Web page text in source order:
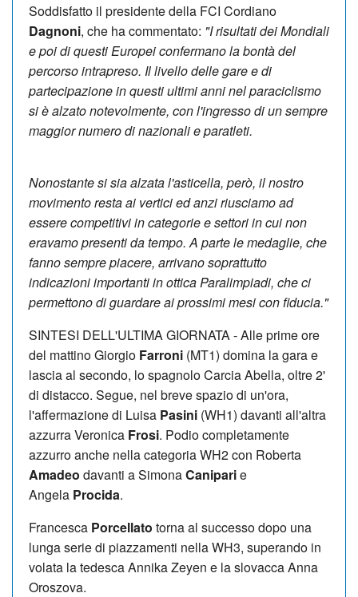
Soddisfatto il presidente della FCI Cordiano
Dagnoni, che ha commentato: "I risultati dei Mondiali
e poi di questi Europei confermano la bontà del
percorso intrapreso. Il livello delle gare e di
partecipazione in questi ultimi anni nel paraciclismo
si è alzato notevolmente, con l'ingresso di un sempre
maggior numero di nazionali e paratleti.
Nonostante si sia alzata l'asticella, però, il nostro
movimento resta ai vertici ed anzi riusciamo ad
essere competitivi in categorie e settori in cui non
eravamo presenti da tempo. A parte le medaglie, che
fanno sempre piacere, arrivano soprattutto
indicazioni importanti in ottica Paralimpiadi, che ci
permettono di guardare ai prossimi mesi con fiducia."
SINTESI DELL'ULTIMA GIORNATA - Alle prime ore
del mattino Giorgio Farroni (MT1) domina la gara e
lascia al secondo, lo spagnolo Carcia Abella, oltre 2'
di distacco. Segue, nel breve spazio di un'ora,
l'affermazione di Luisa Pasini (WH1) davanti all'altra
azzurra Veronica Frosi. Podio completamente
azzurro anche nella categoria WH2 con Roberta
Amadeo davanti a SimonaCaniparie
Angela Procida.
Francesca Porcellato torna al successo dopo una
lunga serie di piazzamenti nella WH3, superando in
volata la tedesca Annika Zeyen e la slovacca Anna
Oroszova.